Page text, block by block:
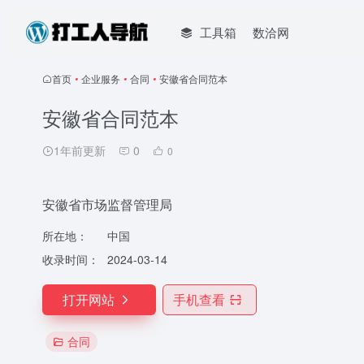
工具箱 数洽网
首页 • 企业服务 • 合同 • 安徽省合同范本
安徽省合同范本
1年前更新 0 0
安徽省市场监督管理局
所在地：
中国
收录时间：
2024-03-14
打开网站 手机查看
合同